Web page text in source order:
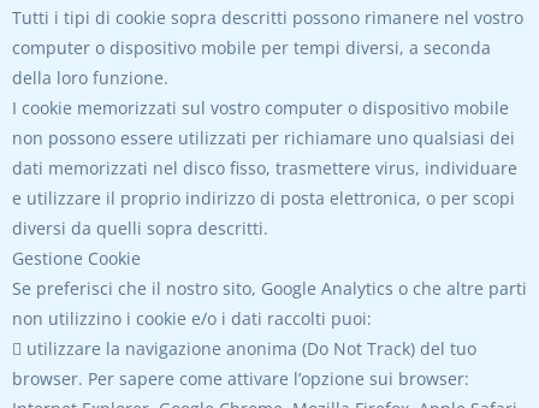
Tutti i tipi di cookie sopra descritti possono rimanere nel vostro
computer o dispositivo mobile per tempi diversi, a seconda
della loro funzione.
I cookie memorizzati sul vostro computer o dispositivo mobile
non possono essere utilizzati per richiamare uno qualsiasi dei
dati memorizzati nel disco fisso, trasmettere virus, individuare
e utilizzare il proprio indirizzo di posta elettronica, o per scopi
diversi da quelli sopra descritti.
Gestione Cookie
Se preferisci che il nostro sito, Google Analytics o che altre parti
non utilizzino i cookie e/o i dati raccolti puoi:
 utilizzare la navigazione anonima (Do Not Track) del tuo
browser. Per sapere come attivare l’opzione sui browser: